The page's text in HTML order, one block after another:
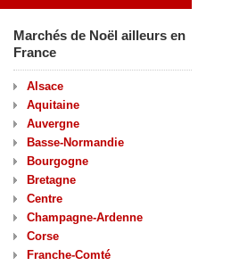
Marchés de Noël ailleurs en
France
Alsace
Aquitaine
Auvergne
Basse-Normandie
Bourgogne
Bretagne
Centre
Champagne-Ardenne
Corse
Franche-Comté